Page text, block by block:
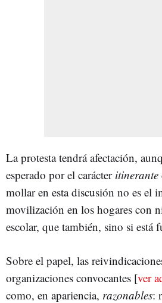
La protesta tendrá afectación,
esperado por el carácter itinerante
mollar en esta discusión no es el
movilización en los hogares con
escolar, que también, sino si está
Sobre el papel, las
organizaciones convocantes [ver
como, en apariencia, razonables: